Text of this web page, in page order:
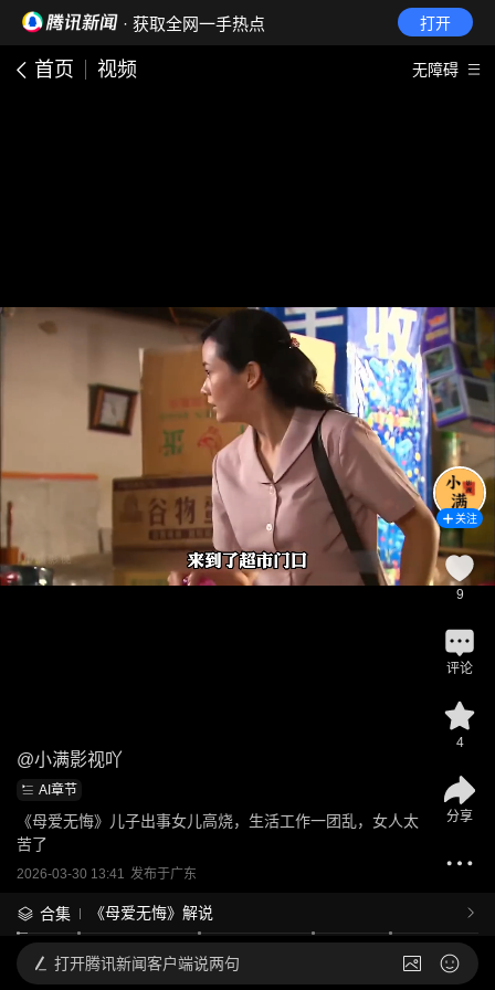
· 获取全网一手热点 打开
首页 视频 无障碍
@小满影视吖
AI章节
《母爱无悔》儿子出事女儿高烧，生活工作一团乱，女人太
苦了
2026-03-30 13:41 发布于广东
合集 《母爱无悔》解说
关注
9
评论
4
分享
打开腾讯新闻客户端说两句